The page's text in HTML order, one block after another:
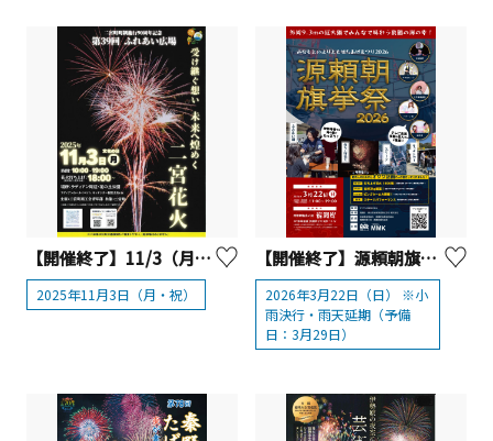
【開催終了】11/3（月・祝）ふれあい広場 二宮花火
2025年11月3日（月・祝）
【開催終了】源頼朝旗挙祭2026【真鶴町】
2026年3月22日（日） ※小
雨決行・雨天延期（予備
日：3月29日）